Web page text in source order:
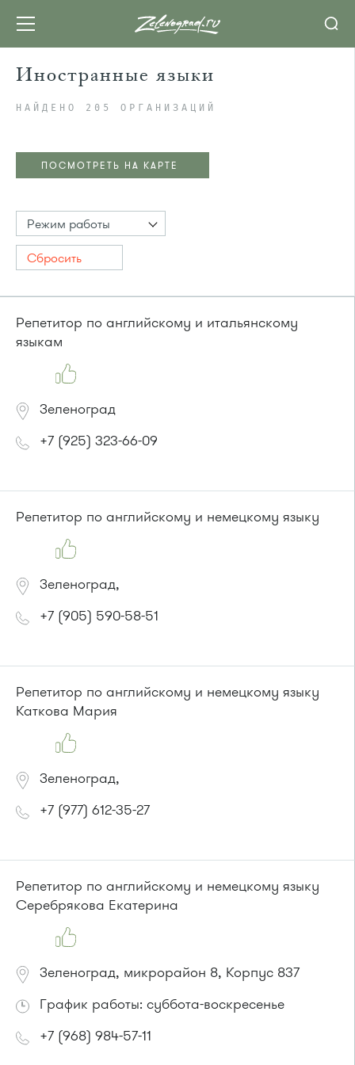
Иностранные языки
НАЙДЕНО 205 ОРГАНИЗАЦИЙ
ПОСМОТРЕТЬ НА КАРТЕ
Режим работы
Сбросить
Репетитор по английскому и итальянскому
языкам
Зеленоград
+7 (925) 323-66-09
Репетитор по английскому и немецкому языку
Зеленоград,
+7 (905) 590-58-51
Репетитор по английскому и немецкому языку
Каткова Мария
Зеленоград,
+7 (977) 612-35-27
Репетитор по английскому и немецкому языку
Серебрякова Екатерина
Зеленоград, микрорайон 8, Корпус 837
График работы: суббота-воскресенье
+7 (968) 984-57-11